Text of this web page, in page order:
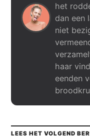
het
dan een
niet
haar
eenden
LEES HET VOLGEND